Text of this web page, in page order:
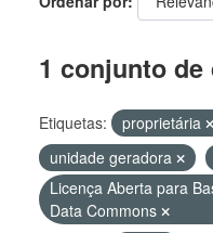
1 conjunto
Etiquetas: proprietária
unidade geradora
Licença Aberta para
Data Commons